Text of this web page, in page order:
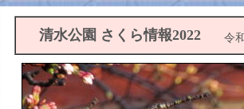
清水公園 さくら情報2022 令